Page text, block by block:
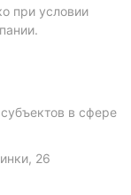
при условии
в сфере
26